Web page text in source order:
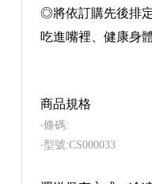
◎將依訂購先後排
吃進嘴裡、健康身體
商品規格
‧條碼:
‧型號:CS000033